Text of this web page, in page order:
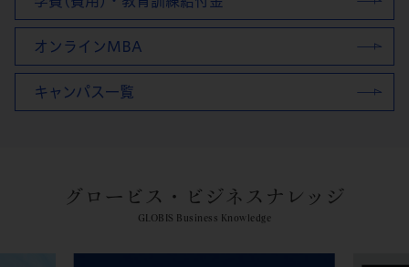
オンラインMBA
キャンパス一覧
グロービス・ビジネスナレッジ
GLOBIS Business Knowledge